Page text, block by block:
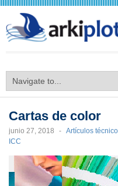
Cartas de color
junio 27, 2018 - Artículos
ICC